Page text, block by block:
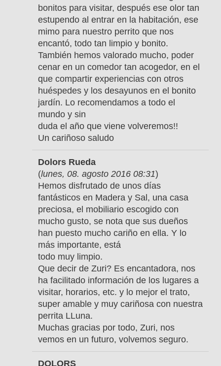
bonitos para visitar, después ese olor tan
estupendo al entrar en la habitación, ese
mimo para nuestro perrito que nos
encantó, todo tan limpio y bonito.
También hemos valorado mucho, poder
cenar en un comedor tan acogedor, en el
que compartir experiencias con otros
huéspedes y los desayunos en el bonito
jardín. Lo recomendamos a todo el
mundo y sin
duda el año que viene volveremos!!
Un cariñoso saludo
Dolors Rueda
(lunes, 08. agosto 2016 08:31)
Hemos disfrutado de unos días
fantásticos en Madera y Sal, una casa
preciosa, el mobiliario escogido con
mucho gusto, se nota que sus dueños
han puesto mucho cariño en ella. Y lo
más importante, está
todo muy limpio.
Que decir de Zuri? Es encantadora, nos
ha facilitado información de los lugares a
visitar, horarios, etc. y lo mejor el trato,
super amable y muy cariñosa con nuestra
perrita LLuna.
Muchas gracias por todo, Zuri, nos
vemos en un futuro, volvemos seguro.
DOLORS